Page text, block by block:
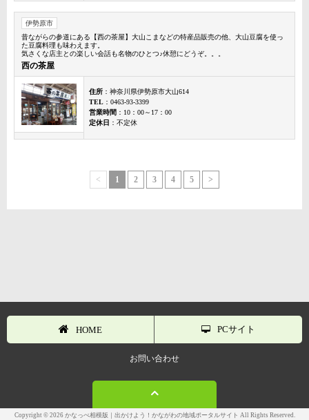
伊勢原市
昔ながらの参道にある【西の茶屋】大山こまなどの特産品販売の他、大山豆腐を使っ
た豆腐料理も味わえます。
気さくな店主との楽しい会話も名物のひとつ♪休憩にどうぞ。。。
西の茶屋
住所 ：神奈川県伊勢原市大山614
TEL ：0463-93-3399
営業時間 ：10：00～17：00
定休日 ：不定休
< 1 2 3 4 5 >
HOME PCサイト
お問い合わせ
Copyright © 2026 かなっぺ相模版｜出かけよう！かながわの地域ポータルサイト All Rights Reserved.